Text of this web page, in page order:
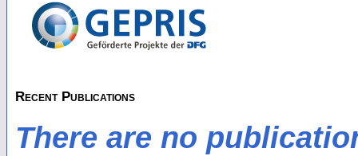
Recent Publications
There are no